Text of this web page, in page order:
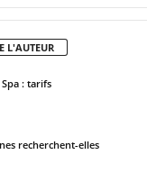
L'AUTEUR
: tarifs
recherchent-elles